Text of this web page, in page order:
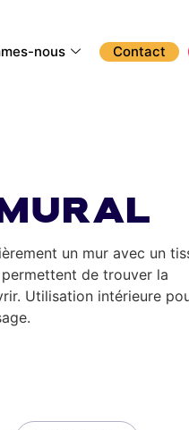
nous Contact
un mur avec un
de trouver la
Utilisation intérieure